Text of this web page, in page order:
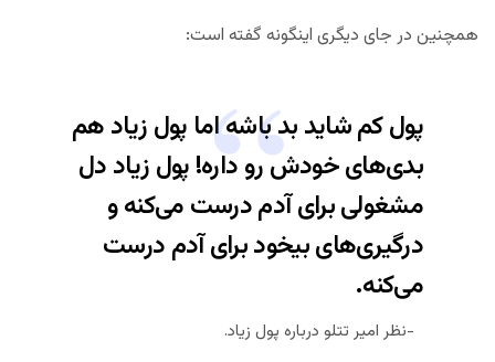
همچنین در جای دیگری اینگونه گفته است:
پول کم شاید بد باشه اما پول زیاد هم
بدی‌های خودش رو داره! پول زیاد دل
مشغولی برای آدم درست می‌کنه و
درگیری‌های بیخود برای آدم درست
می‌کنه.
نظر امیر تتلو درباره پول زیاد.